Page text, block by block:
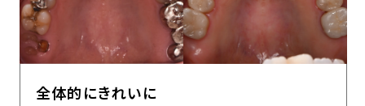
全体的にきれいに